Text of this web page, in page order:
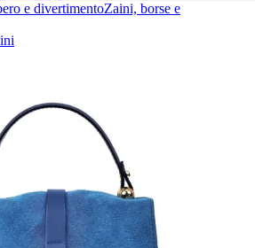
e divertimentoZaini, borse e